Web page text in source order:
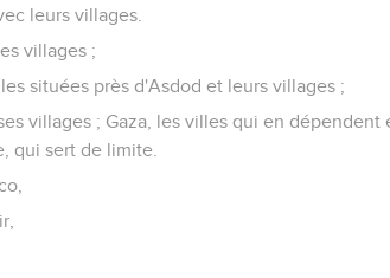
leurs villages.
villages ;
situées près d'Asdod et leurs villages ;
villages ; Gaza, les villes qui en dépendent
qui sert de limite.